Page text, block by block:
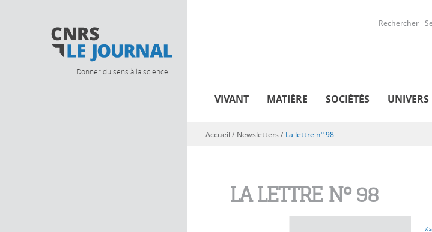
Donner du sens à la science
Rechercher
VIVANT MATIÈRE SOCIÉTÉS UNIVERS
Vous êtes ici
Accueil/ Newsletters/ La lettre n° 98
LA LETTRE N° 98